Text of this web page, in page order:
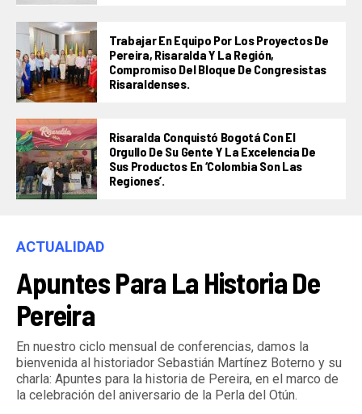
Trabajar En Equipo Por Los Proyectos De
Pereira, Risaralda Y La Región,
Compromiso Del Bloque De Congresistas
Risaraldenses.
Risaralda Conquistó Bogotá Con El
Orgullo De Su Gente Y La Excelencia De
Sus Productos En ‘Colombia Son Las
Regiones’.
ACTUALIDAD
Apuntes Para La Historia De
Pereira
En nuestro ciclo mensual de conferencias, damos la
bienvenida al historiador Sebastián Martínez Boterno y su
charla: Apuntes para la historia de Pereira, en el marco de
la celebración del aniversario de la Perla del Otún.